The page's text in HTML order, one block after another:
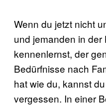
Wenn du jetzt nicht
und jemanden in der
kennenlernst, der
Bedürfnisse nach
hat wie du, kannst
vergessen. In einer